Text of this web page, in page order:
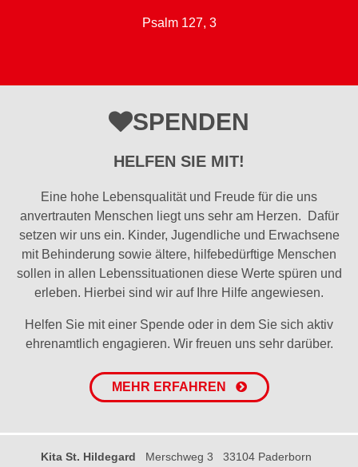
Psalm 127, 3
SPENDEN
HELFEN SIE MIT!
Eine hohe Lebensqualität und Freude für die uns
anvertrauten Menschen liegt uns sehr am Herzen. Dafür
setzen wir uns ein. Kinder, Jugendliche und Erwachsene
mit Behinderung sowie ältere, hilfebedürftige Menschen
sollen in allen Lebenssituationen diese Werte spüren und
erleben. Hierbei sind wir auf Ihre Hilfe angewiesen.
Helfen Sie mit einer Spende oder in dem Sie sich aktiv
ehrenamtlich engagieren. Wir freuen uns sehr darüber.
MEHR ERFAHREN
Kita St. Hildegard Merschweg 3 33104 Paderborn